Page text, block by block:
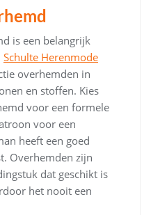
is een belangrijk
Schulte Herenmode
overhemden in
en stoffen. Kies
voor een formele
voor een
heeft een goed
Overhemden zijn
dat geschikt is
het nooit een